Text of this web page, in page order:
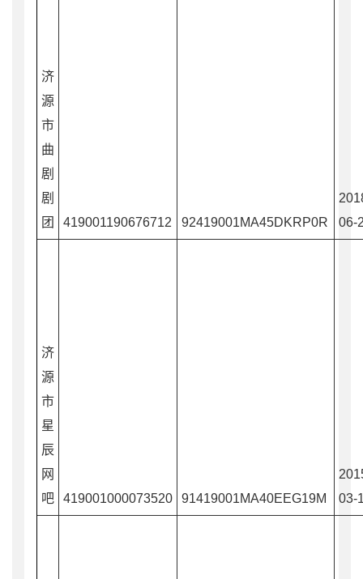
济
源
市
曲
剧
剧
团
419001190676712 92419001MA45DKRP0R
06-
济
源
市
星
辰
网
吧
419001000073520 91419001MA40EEG19M
03-